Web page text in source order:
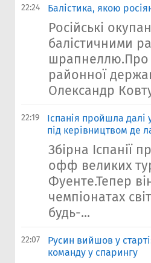
22:24 Балістика, якою
Російські
балістичними
шрапнеллю.Про
районної
Олександр
22:19
Іспанія пройшла
під керівництвом де
Збірна Іспанії
офф великих
Фуенте.Тепер
чемпіонатах
будь-...
22:07
Русин вийшов у
команду у спарингу